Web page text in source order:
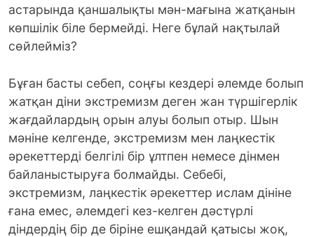
астарында қаншалықты мән-мағына жатқанын
көпшілік біле бермейді. Неге бұлай нақтылай
сөйлейміз?
Бұған басты себеп, соңғы кездері әлемде болып
жатқан діни экстремизм деген жан түршігерлік
жағдайлардың орын алуы болып отыр. Шын
мәніне келгенде, экстремизм мен лаңкестік
әрекеттерді белгілі бір ұлтпен немесе дінмен
байланыстыруға болмайды. Себебі,
экстремизм, лаңкестік әрекеттер ислам дініне
ғана емес, әлемдегі кез-келген дәстүрлі
діндердің бір де біріне ешқандай қатысы жоқ,